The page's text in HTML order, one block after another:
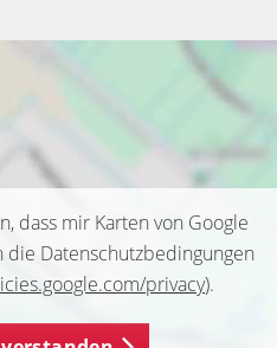
dass mir Karten von Google
die Datenschutzbedingungen
privacy).